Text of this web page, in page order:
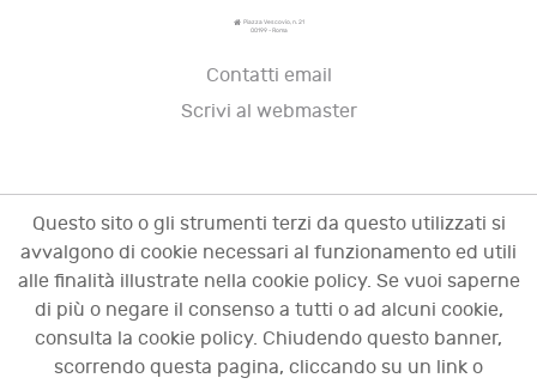
Piazza Vescovio, n. 21
00199 - Roma
Contatti email
Scrivi al webmaster
© 2009 - 2026 OCI - Osservatorio sulle crisi
Questo sito o gli strumenti terzi da questo utilizzati si
avvalgono di cookie necessari al funzionamento ed utili
alle finalità illustrate nella cookie policy. Se vuoi saperne
di più o negare il consenso a tutti o ad alcuni cookie,
consulta la cookie policy. Chiudendo questo banner,
scorrendo questa pagina, cliccando su un link o